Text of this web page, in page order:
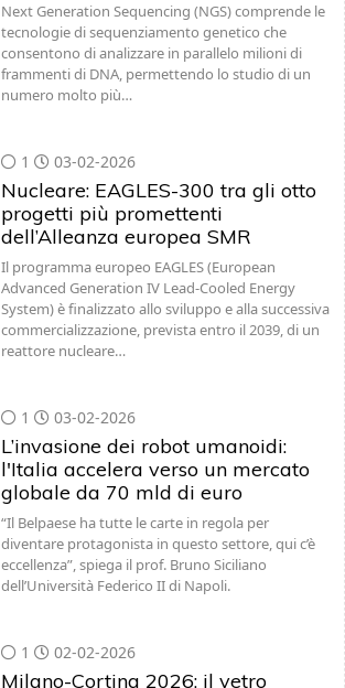
Next Generation Sequencing (NGS) comprende le
tecnologie di sequenziamento genetico che
consentono di analizzare in parallelo milioni di
frammenti di DNA, permettendo lo studio di un
numero molto più…
1 03-02-2026
Nucleare: EAGLES-300 tra gli otto
progetti più promettenti
dell’Alleanza europea SMR
Il programma europeo EAGLES (European
Advanced Generation IV Lead-Cooled Energy
System) è finalizzato allo sviluppo e alla successiva
commercializzazione, prevista entro il 2039, di un
reattore nucleare…
1 03-02-2026
L’invasione dei robot umanoidi:
l'Italia accelera verso un mercato
globale da 70 mld di euro
“Il Belpaese ha tutte le carte in regola per
diventare protagonista in questo settore, qui c’è
eccellenza”, spiega il prof. Bruno Siciliano
dell’Università Federico II di Napoli.
1 02-02-2026
Milano-Cortina 2026: il vetro